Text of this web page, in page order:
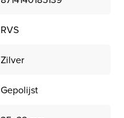
RVS
Zilver
Gepolijst